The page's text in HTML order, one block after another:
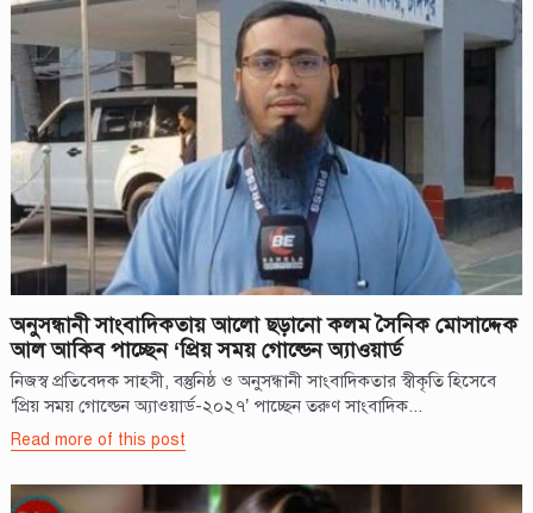
অনুসন্ধানী সাংবাদিকতায় আলো ছড়ানো কলম সৈনিক মোসাদ্দেক
আল আকিব পাচ্ছেন ‘প্রিয় সময় গোল্ডেন অ্যাওয়ার্ড
নিজস্ব প্রতিবেদক সাহসী, বস্তুনিষ্ঠ ও অনুসন্ধানী সাংবাদিকতার স্বীকৃতি হিসেবে
‘প্রিয় সময় গোল্ডেন অ্যাওয়ার্ড-২০২৭’ পাচ্ছেন তরুণ সাংবাদিক...
Read more of this post